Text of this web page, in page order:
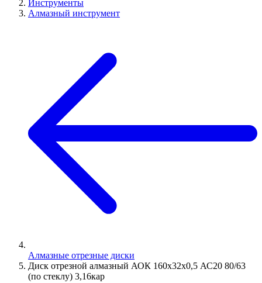
Инструменты
Алмазный инструмент
Алмазные отрезные диски
Диск отрезной алмазный АОК 160х32х0,5 АС20 80/63
(по стеклу) 3,16кар